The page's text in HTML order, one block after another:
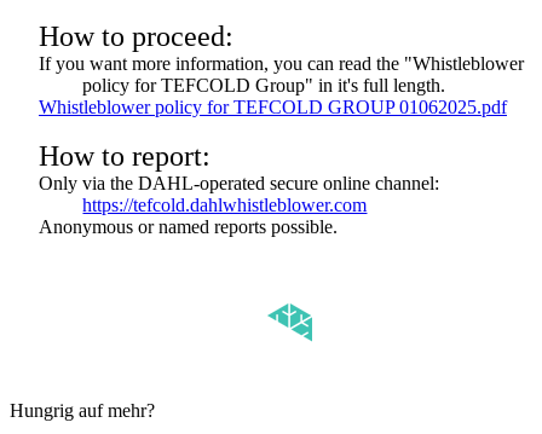
How to proceed:
If you want more information, you can read the "Whistleblower
policy for TEFCOLD Group" in it's full length.
Whistleblower policy for TEFCOLD GROUP 01062025.pdf
How to report:
Only via the DAHL-operated secure online channel:
https://tefcold.dahlwhistleblower.com
Anonymous or named reports possible.
Hungrig auf mehr?